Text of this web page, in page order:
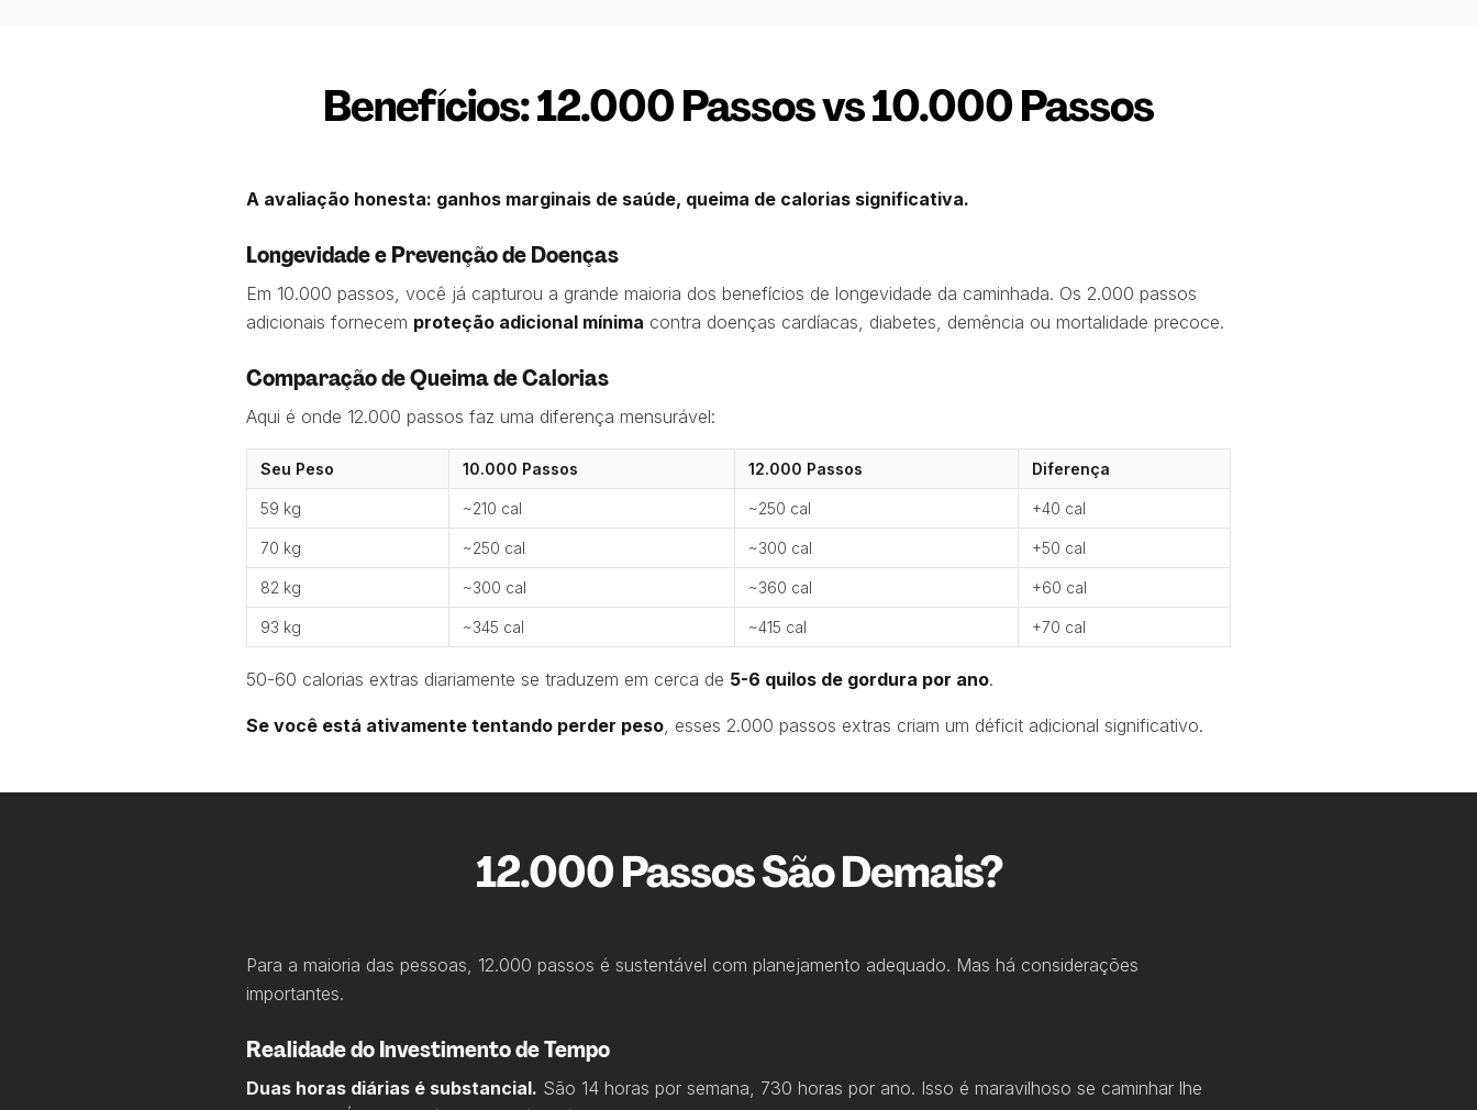
Benefícios: 12.000 Passos vs 10.000 Passos
A avaliação honesta: ganhos marginais de saúde, queima de calorias significativa.
Longevidade e Prevenção de Doenças
Em 10.000 passos, você já capturou a grande maioria dos benefícios de longevidade da caminhada. Os 2.000 passos
adicionais fornecem proteção adicional mínima contra doenças cardíacas, diabetes, demência ou mortalidade precoce.
Comparação de Queima de Calorias
Aqui é onde 12.000 passos faz uma diferença mensurável:
Seu Peso 10.000 Passos 12.000 Passos Diferença
59 kg ~210 cal ~250 cal +40 cal
70 kg ~250 cal ~300 cal +50 cal
82 kg ~300 cal ~360 cal +60 cal
93 kg ~345 cal ~415 cal +70 cal
50-60 calorias extras diariamente se traduzem em cerca de 5-6 quilos de gordura por ano.
Se você está ativamente tentando perder peso, esses 2.000 passos extras criam um déficit adicional significativo.
12.000 Passos São Demais?
Para a maioria das pessoas, 12.000 passos é sustentável com planejamento adequado. Mas há considerações
importantes.
Realidade do Investimento de Tempo
Duas horas diárias é substancial. São 14 horas por semana, 730 horas por ano. Isso é maravilhoso se caminhar lhe